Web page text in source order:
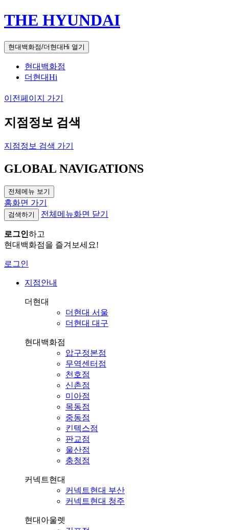
THE HYUNDAI
현대백화점/더현대Hi 열기
현대백화점
더현대Hi
이전페이지 가기
지점정보 검색
지점정보 검색 가기
GLOBAL NAVIGATIONS
전체메뉴 보기
홈화면 가기
검색하기 전체메뉴화면 닫기
로그인하고
현대백화점을 즐겨보세요!
로그인
지점안내
더현대
더현대 서울
더현대 대구
현대백화점
압구정본점
무역센터점
천호점
신촌점
미아점
목동점
중동점
킨텍스점
판교점
울산점
충청점
커넥트현대
커넥트현대 부산
커넥트현대 청주
현대아울렛